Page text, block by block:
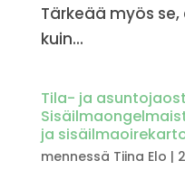
Tärkeää myös
kuin...
Tila- ja
ja
mennessä Tiina Elo |